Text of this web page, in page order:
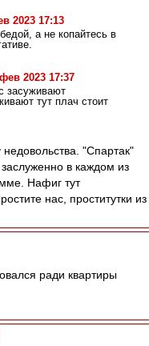
2023 17:13
а не копайтесь в
2023 17:37
засуживают
тут плач стоит
"Спартак"
в каждом из
Нафиг тут
нас, проститутки из
ради квартиры